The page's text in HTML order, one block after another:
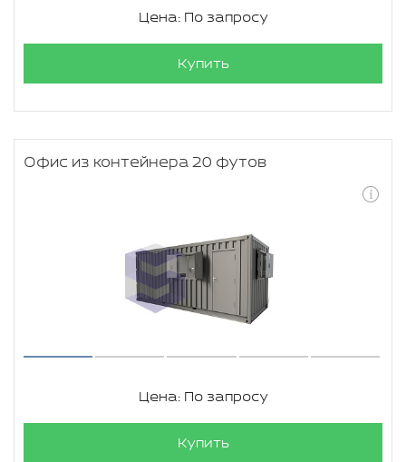
Цена: По запросу
Купить
Офис из контейнера 20 футов
Цена: По запросу
Купить